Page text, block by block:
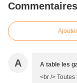
Commentaires
A A table les
<br />